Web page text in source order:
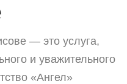
— это услуга,
и уважительного
«Ангел»